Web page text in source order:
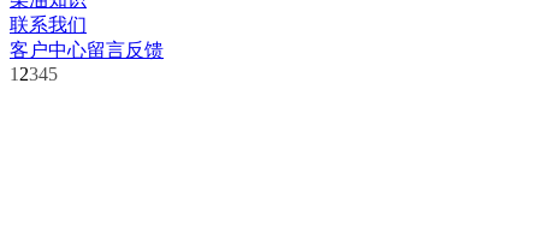
联系我们
客户中心留言反馈
1 2345